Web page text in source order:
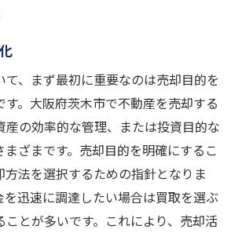
て、まず最初に重要なのは売却目的を
す。大阪府茨木市で不動産を売却する
産の効率的な管理、または投資目的な
まざまです。売却目的を明確にするこ
方法を選択するための指針となりま
を迅速に調達したい場合は買取を選ぶ
ことが多いです。これにより、売却活